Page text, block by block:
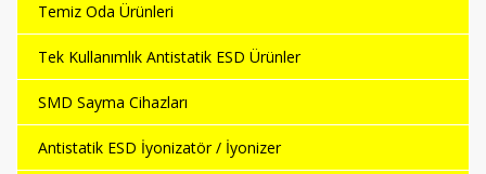
Temiz Oda Ürünleri
Tek Kullanımlık Antistatik ESD Ürünler
SMD Sayma Cihazları
Antistatik ESD İyonizatör / İyonizer